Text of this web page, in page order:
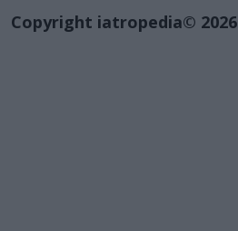
Copyright iatropedia© 2026